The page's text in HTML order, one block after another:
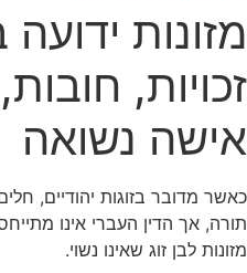
מזונות ידועה
זכויות,
אישה נשואה
כאשר מדובר בזוגות יהודיים,
תורה, אך הדין העברי אינו
מזונות לבן זוג שאינו נשוי.